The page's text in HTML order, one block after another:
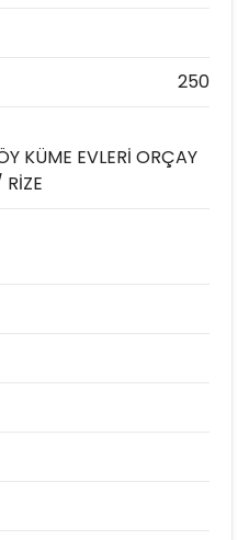
250
KÜME EVLERİ ORÇAY